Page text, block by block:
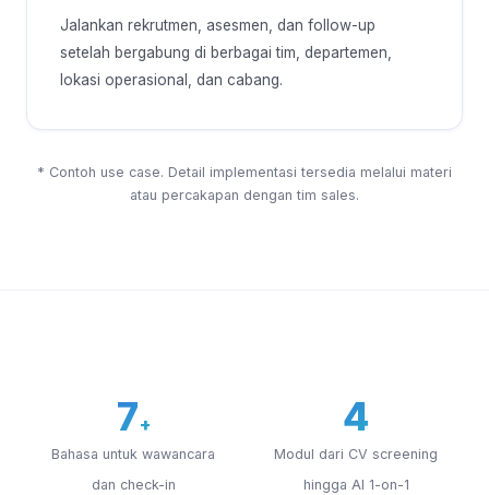
Jalankan rekrutmen, asesmen, dan follow-up
setelah bergabung di berbagai tim, departemen,
lokasi operasional, dan cabang.
* Contoh use case. Detail implementasi tersedia melalui materi
atau percakapan dengan tim sales.
7+
Bahasa untuk wawancara
dan check-in
4
Modul dari CV screening
hingga AI 1-on-1